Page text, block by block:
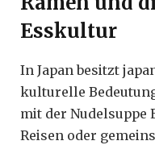
Esskultur
In Japan besitzt
kulturelle
mit der Nudelsuppe
Reisen oder